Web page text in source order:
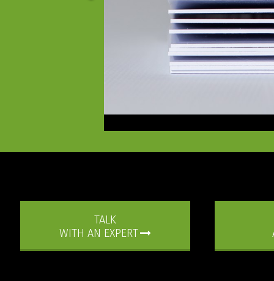
TALK
WITH AN EXPERT